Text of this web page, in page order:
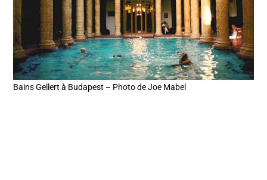
Bains Gellert à Budapest – Photo de Joe Mabel